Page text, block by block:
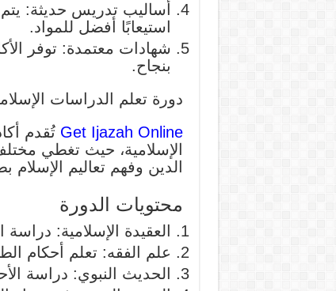
أساليب تدريس حديثة:
استيعابًا أفضل للمواد.
شهادات معتمدة: توفر
بنجاح.
دورة تعلم الدراسات
Get Ijazah Online تُقدم
الإسلامية، حيث تغطي
الدين وفهم تعاليم
محتويات الدورة
العقيدة الإسلامية: دراسة
علم الفقه: تعلم أحكام
الحديث النبوي: دراسة